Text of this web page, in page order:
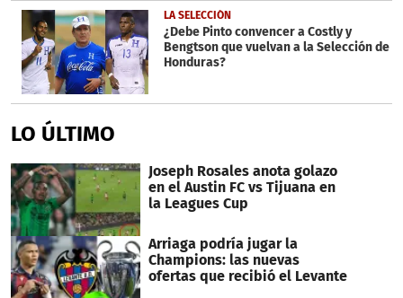
LA SELECCIÓN
¿Debe Pinto convencer a Costly y
Bengtson que vuelvan a la Selección de
Honduras?
LO ÚLTIMO
Joseph Rosales anota golazo
en el Austin FC vs Tijuana en
la Leagues Cup
Arriaga podría jugar la
Champions: las nuevas
ofertas que recibió el Levante